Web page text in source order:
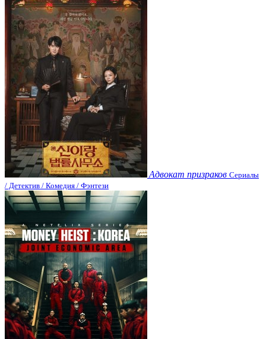
Адвокат призраков Сериалы
/ Детектив / Комедия / Фэнтези